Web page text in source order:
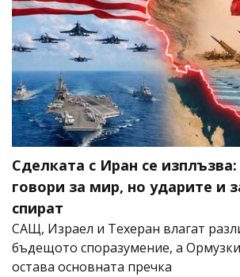
Сделката с Иран се
говори за мир, но ударите и
спират
САЩ, Израел и Техеран влагат
бъдещото споразумение, а
остава основната пречка